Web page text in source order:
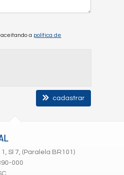
a política de
cadastrar
Sl 7, (Paralela BR101)
000